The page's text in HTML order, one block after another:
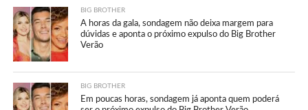
BIG BROTHER
A horas da gala, sondagem não deixa margem para
dúvidas e aponta o próximo expulso do Big Brother
Verão
BIG BROTHER
Em poucas horas, sondagem já aponta quem poderá